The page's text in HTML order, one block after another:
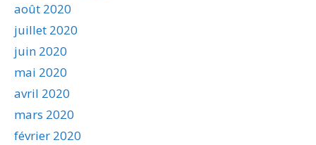
août 2020
juillet 2020
juin 2020
mai 2020
avril 2020
mars 2020
février 2020